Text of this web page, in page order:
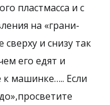
пластмасса и с
на «грани-
и снизу так
его едят и
машинке….. Если